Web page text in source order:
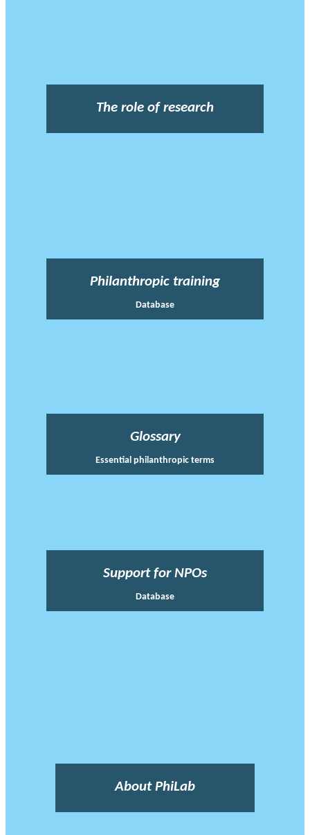
The role of research
Philanthropic training
Database
Glossary
Essential philanthropic terms
Support for NPOs
Database
About PhiLab